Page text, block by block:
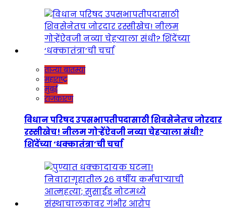
ताज्या बातम्या
महाराष्ट्र
मुंबई
राजकारण
विधान परिषद उपसभापतीपदासाठी शिवसेनेतच जोरदार
रस्सीखेच! नीलम गोऱ्हेंऐवजी नव्या चेहऱ्याला संधी?
शिंदेंच्या ‘धक्कातंत्रा’ची चर्चा